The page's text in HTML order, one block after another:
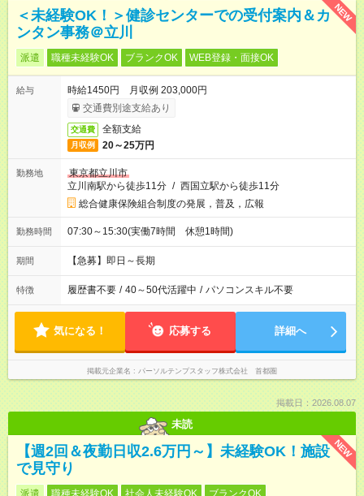
NEW
＜未経験OK！＞健診センターでの受付案内＆カ
ンタン事務＠立川
派遣 職種未経験OK ブランクOK WEB登録・面接OK
給与
時給1450円 月収例 203,000円
交通費別途支給あり
交通費 全額支給
月収例 20～25万円
勤務地
東京都立川市
立川南駅から徒歩11分 / 西国立駅から徒歩11分
総合健康保険組合制度の発展，普及，広報
勤務時間 07:30～15:30(実働7時間 休憩1時間)
期間 【急募】即日～長期
特徴 履歴書不要 / 40～50代活躍中 / パソコンスキル不要
気になる！ 応募する 詳細へ
掲載元企業名 パーソルテンプスタッフ株式会社 首都圏
掲載日：2026.08.07
未読
NEW
【週2回＆夜勤日収2.6万円～】未経験OK！施設
で見守り
派遣 職種未経験OK 社会人未経験OK
ブランクOK